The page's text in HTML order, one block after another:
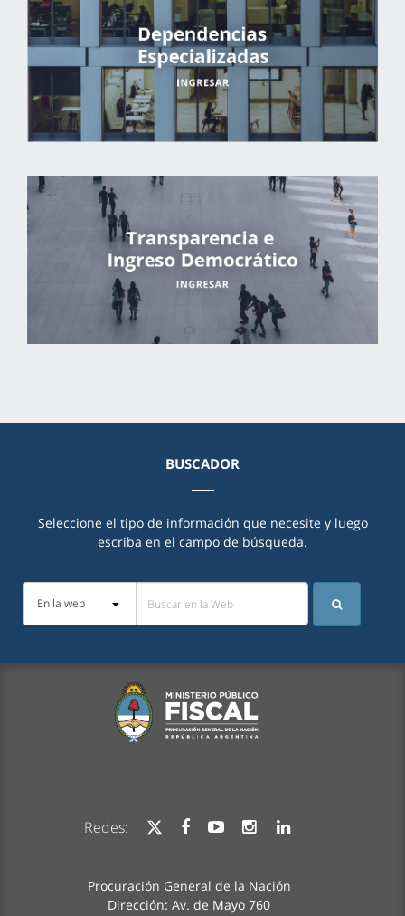
BUSCADOR
Seleccione el tipo de información que necesite y luego
escriba en el campo de búsqueda.
Redes:
Procuración General de la Nación
Dirección: Av. de Mayo 760